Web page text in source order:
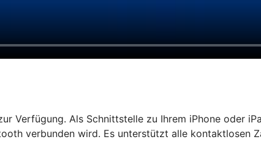
Verfügung. Als Schnittstelle zu Ihrem iPhone oder
verbunden wird. Es unterstützt alle kontaktlosen